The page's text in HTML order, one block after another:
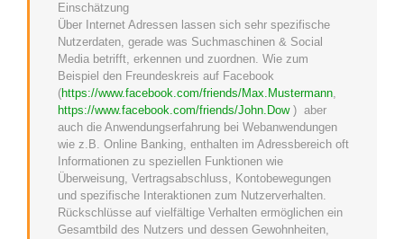
Einschätzung
Über Internet Adressen lassen sich sehr spezifische
Nutzerdaten, gerade was Suchmaschinen & Social
Media betrifft, erkennen und zuordnen. Wie zum
Beispiel den Freundeskreis auf Facebook
(https://www.facebook.com/friends/Max.Mustermann,
https://www.facebook.com/friends/John.Dow) aber
auch die Anwendungserfahrung bei Webanwendungen
wie z.B. Online Banking, enthalten im Adressbereich oft
Informationen zu speziellen Funktionen wie
Überweisung, Vertragsabschluss, Kontobewegungen
und spezifische Interaktionen zum Nutzerverhalten.
Rückschlüsse auf vielfältige Verhalten ermöglichen ein
Gesamtbild des Nutzers und dessen Gewohnheiten,